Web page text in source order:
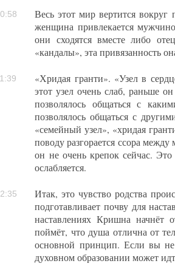
Весь этот мир вертится
женщина привлекается
они сходятся вместе либо
«кандалы», эта привязанность
«Хридая гранти». «Узел в
этот узел очень слаб, раньше
позволялось общаться с
позволялось общаться с
«семейный узел», «хридая
поводу разгорается ссора
он не очень крепок сейчас.
ослабляется.
Итак, это чувство родства
подготавливает почву для
наставлениях Кришна начнёт
поймёт, что душа отлична от
основной принцип. Если вы
духовном образовании может